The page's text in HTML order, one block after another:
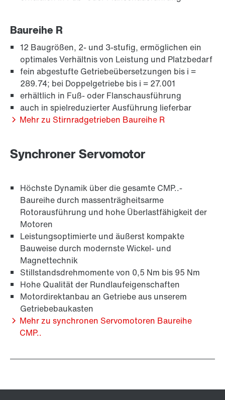
Langzeit-Gewährleistung
Oberflächen- und Korrosionsschutz
Baureihe R
12 Baugrößen, 2- und 3-stufig, ermöglichen ein
optimales Verhältnis von Leistung und Platzbedarf
fein abgestufte Getriebeübersetzungen bis i =
289.74; bei Doppelgetriebe bis i = 27.001
erhältlich in Fuß- oder Flanschausführung
auch in spielreduzierter Ausführung lieferbar
Mehr zu Stirnradgetrieben Baureihe R
Synchroner Servomotor
Höchste Dynamik über die gesamte CMP..-
Baureihe durch massenträgheitsarme
Rotorausführung und hohe Überlastfähigkeit der
Motoren
Leistungsoptimierte und äußerst kompakte
Bauweise durch modernste Wickel- und
Magnettechnik
Stillstandsdrehmomente von 0,5 Nm bis 95 Nm
Hohe Qualität der Rundlaufeigenschaften
Motordirektanbau an Getriebe aus unserem
Getriebebaukasten
Mehr zu synchronen Servomotoren Baureihe
CMP..